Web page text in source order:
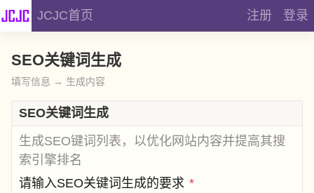
JCJC首页 注册 登录
SEO关键词生成
填写信息 → 生成内容
SEO关键词生成
生成SEO键词列表，以优化网站内容并提高其搜
索引擎排名
请输入SEO关键词生成的要求 *